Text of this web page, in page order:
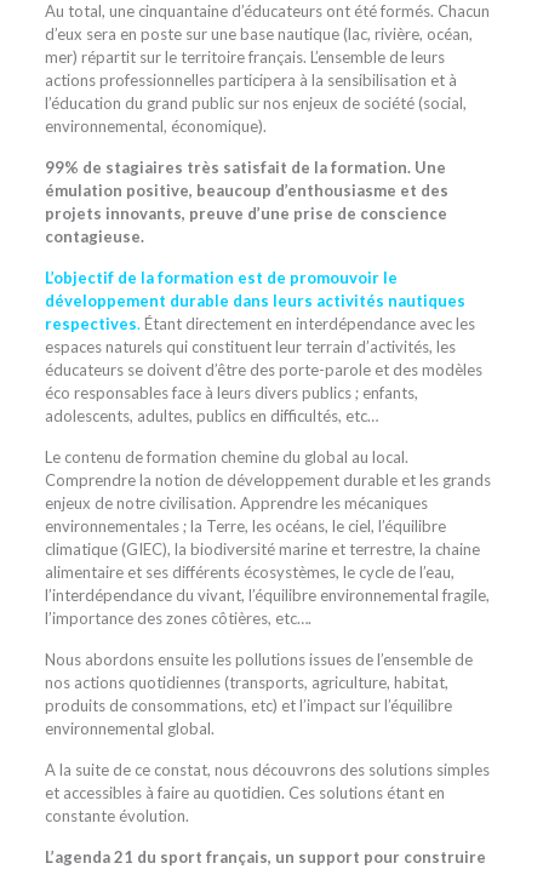
Au total, une cinquantaine d’éducateurs ont été formés. Chacun
d’eux sera en poste sur une base nautique (lac, rivière, océan,
mer) répartit sur le territoire français. L’ensemble de leurs
actions professionnelles participera à la sensibilisation et à
l’éducation du grand public sur nos enjeux de société (social,
environnemental, économique).
99% de stagiaires très satisfait de la formation. Une
émulation positive, beaucoup d’enthousiasme et des
projets innovants, preuve d’une prise de conscience
contagieuse.
L’objectif de la formation est de promouvoir le
développement durable dans leurs activités nautiques
respectives. Étant directement en interdépendance avec les
espaces naturels qui constituent leur terrain d’activités, les
éducateurs se doivent d’être des porte-parole et des modèles
éco responsables face à leurs divers publics ; enfants,
adolescents, adultes, publics en difficultés, etc…
Le contenu de formation chemine du global au local.
Comprendre la notion de développement durable et les grands
enjeux de notre civilisation. Apprendre les mécaniques
environnementales ; la Terre, les océans, le ciel, l’équilibre
climatique (GIEC), la biodiversité marine et terrestre, la chaine
alimentaire et ses différents écosystèmes, le cycle de l’eau,
l’interdépendance du vivant, l’équilibre environnemental fragile,
l’importance des zones côtières, etc….
Nous abordons ensuite les pollutions issues de l’ensemble de
nos actions quotidiennes (transports, agriculture, habitat,
produits de consommations, etc) et l’impact sur l’équilibre
environnemental global.
A la suite de ce constat, nous découvrons des solutions simples
et accessibles à faire au quotidien. Ces solutions étant en
constante évolution.
L’agenda 21 du sport français, un support pour construire